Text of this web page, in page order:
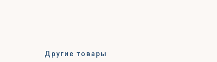
Другие товары